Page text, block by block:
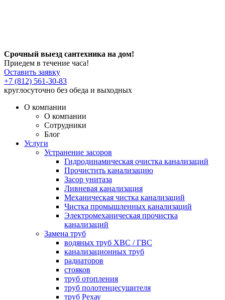
Срочный выезд сантехника на дом!
Приедем в течение часа!
Оставить заявку
+7 (812) 561-30-83
круглосуточно без обеда и выходных
О компании
О компании
Сотрудники
Блог
Услуги
Устранение засоров
Гидродинамическая очистка канализаций
Прочистить канализацию
Засор унитаза
Ливневая канализация
Механическая чистка канализаций
Чистка промышленных канализаций
Электромеханическая прочистка
канализаций
Замена труб
водяных труб ХВС / ГВС
канализационных труб
радиаторов
стояков
труб отопления
труб полотенцесушителя
труб Рехау